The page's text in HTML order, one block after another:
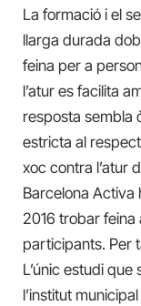
La formació i el
llarga durada
feina per a
l’atur es facilita
resposta sembla
estricta al
xoc contra l’atur
Barcelona Activa
2016 trobar feina
participants. Per
L’únic estudi que
l’institut